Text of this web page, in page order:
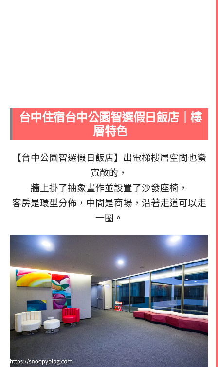
台中住宿台中公園智選假日飯店｜樓
層特色
【台中公園智選假日飯店】出電梯樓層空間也蠻
寬敞的，
牆上掛了抽象畫作並設置了沙發座椅，
客房是環型分佈，中間是商場，沿著走道可以走
一圈。